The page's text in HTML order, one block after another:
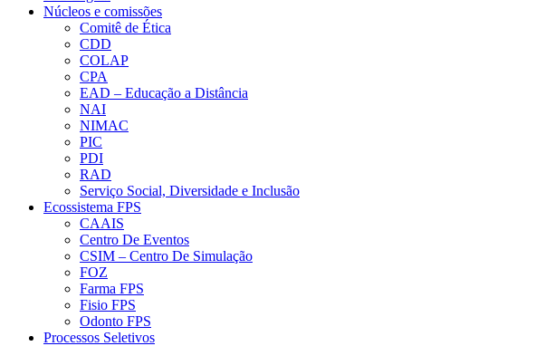
Núcleos e comissões
Comitê de Ética
CDD
COLAP
CPA
EAD – Educação a Distância
NAI
NIMAC
PIC
PDI
RAD
Serviço Social, Diversidade e Inclusão
Ecossistema FPS
CAAIS
Centro De Eventos
CSIM – Centro De Simulação
FOZ
Farma FPS
Fisio FPS
Odonto FPS
Processos Seletivos